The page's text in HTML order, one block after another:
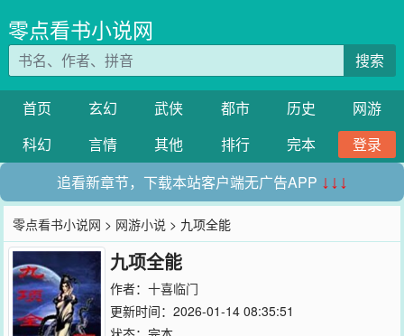
零点看书小说网
搜索
首页 玄幻 武侠 都市 历史
网游
科幻
言情 其他 排行 完本
登录
追看新章节，下载本站客户端无广告APP ↓↓↓
零点看书小说网 > 网游小说 > 九项全能
九项全能
作者： 十喜临门
更新时间：2026-01-14 08:35:51